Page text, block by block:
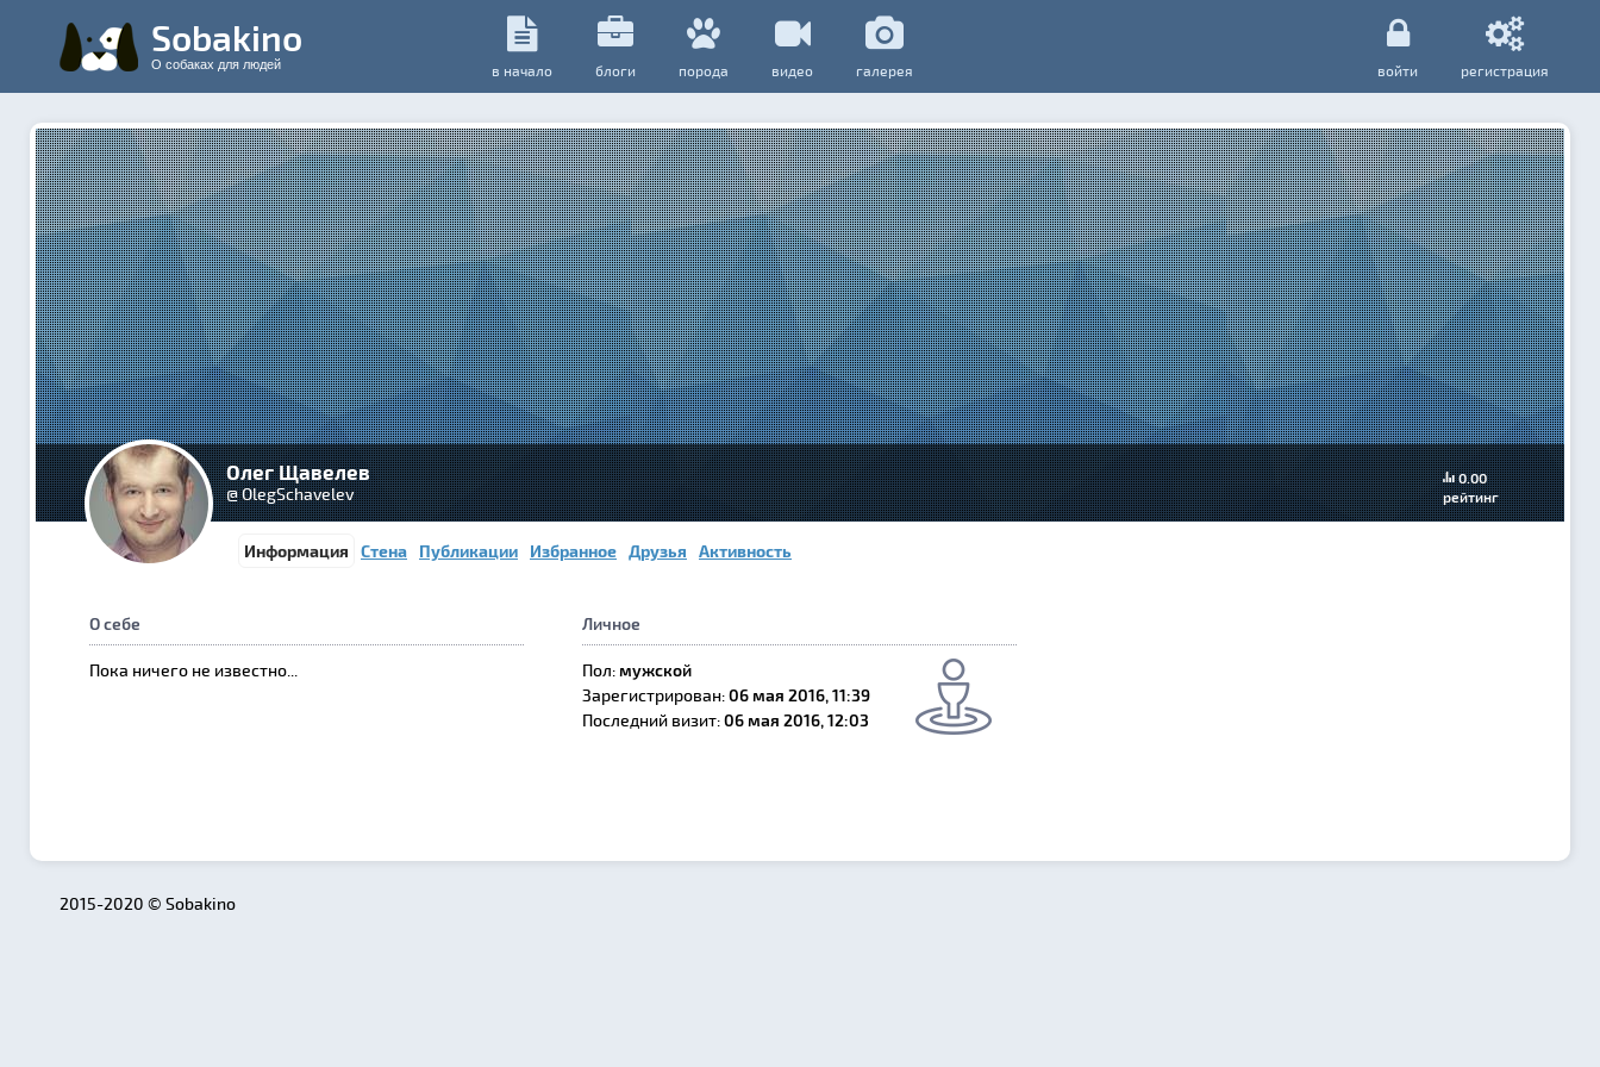
Sobakino
О собаках для людей в начало блоги порода видео галерея войти регистрация
Олег Щавелев
@ OlegSchavelev
0.00
рейтинг
Информация Стена Публикации Избранное Друзья Активность
О себе
Пока ничего не известно...
Личное
Пол: мужской
Зарегистрирован:06 мая 2016, 11:39
Последний визит:06 мая 2016, 12:03
2015-2020 © Sobakino